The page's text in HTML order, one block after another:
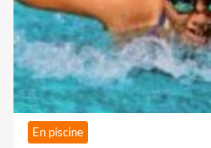
En piscine